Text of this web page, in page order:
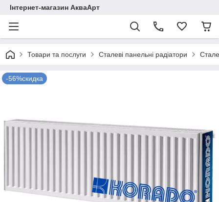
Інтернет-магазин АкваАрт
Товари та послуги Сталеві панельні радіатори
-56%скидка